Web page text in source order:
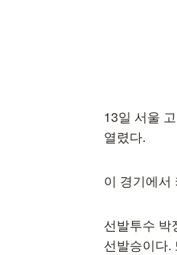
13일 서울
열렸다.
이 경기에서
선발투수 박
선발승이다.